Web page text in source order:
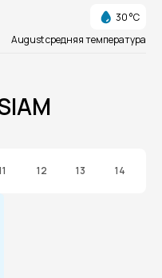
30 °C
August средняя температура
12 13 14